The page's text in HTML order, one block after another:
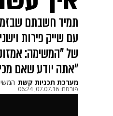
תמיד חשבתם
עם שייק פירות
"אתה יודע שאם
מערכת תכניות קשת
פורסם: 07.07.16, 06:24